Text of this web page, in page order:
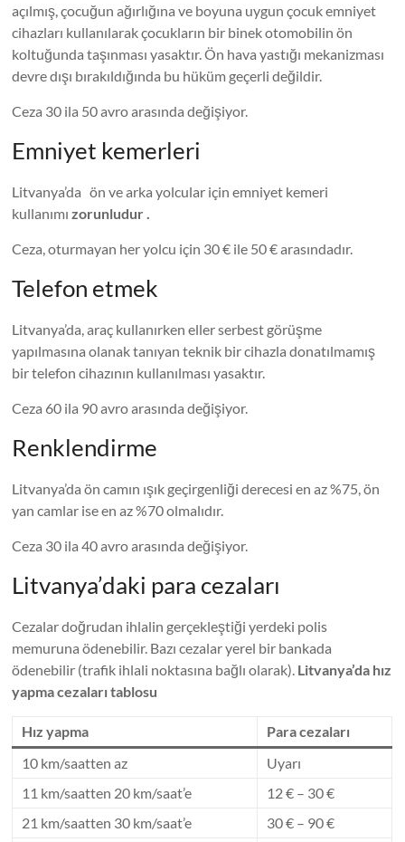
açılmış, çocuğun ağırlığına ve boyuna uygun çocuk emniyet
cihazları kullanılarak çocukların bir binek otomobilin ön
koltuğunda taşınması yasaktır. Ön hava yastığı mekanizması
devre dışı bırakıldığında bu hüküm geçerli değildir.
Ceza 30 ila 50 avro arasında değişiyor.
Emniyet kemerleri
Litvanya’da ön ve arka yolcular için emniyet kemeri
kullanımızorunludur .
Ceza, oturmayan her yolcu için 30 € ile 50 € arasındadır.
Telefon etmek
Litvanya’da, araç kullanırken eller serbest görüşme
yapılmasına olanak tanıyan teknik bir cihazla donatılmamış
bir telefon cihazının kullanılması yasaktır.
Ceza 60 ila 90 avro arasında değişiyor.
Renklendirme
Litvanya’da ön camın ışık geçirgenliği derecesi en az %75, ön
yan camlar ise en az %70 olmalıdır.
Ceza 30 ila 40 avro arasında değişiyor.
Litvanya’daki para cezaları
Cezalar doğrudan ihlalin gerçekleştiği yerdeki polis
memuruna ödenebilir. Bazı cezalar yerel bir bankada
ödenebilir (trafik ihlali noktasına bağlı olarak). Litvanya’da hız
yapma cezaları tablosu
Hız yapma
Para cezaları
10 km/saatten az
Uyarı
11 km/saatten 20 km/saat’e
12 € – 30 €
21 km/saatten 30 km/saat’e
30 € – 90 €